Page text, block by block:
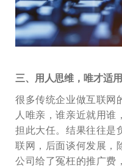
三、用人思维，唯才适用
很多传统企业做互联网
人唯亲，谁亲近就用谁
担此大任。结果往往是
联网，后面谈何发展，
公司给了冤枉的推广费